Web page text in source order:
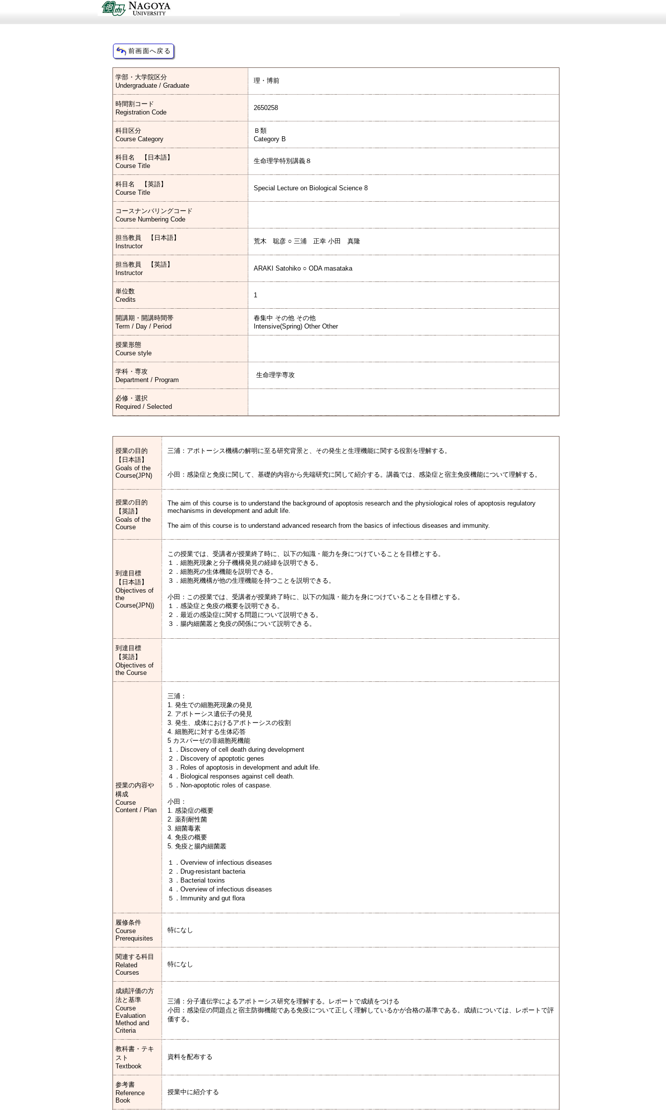
学部・大学院区分
Undergraduate / Graduate
理・博前
時間割コード
Registration Code
2650258
科目区分
Course Category
Ｂ類
Category B
科目名 【日本語】
Course Title
生命理学特別講義８
科目名 【英語】
Course Title
Special Lecture on Biological Science 8
コースナンバリングコード
Course Numbering Code
担当教員 【日本語】
Instructor
荒木 聡彦 ○ 三浦 正幸 小田 真隆
担当教員 【英語】
Instructor
ARAKI Satohiko ○ ODA masataka
単位数
Credits
1
開講期・開講時間帯
Term / Day / Period
春集中 その他 その他
Intensive(Spring) Other Other
授業形態
Course style
学科・専攻
Department / Program
生命理学専攻
必修・選択
Required / Selected
授業の目的
【日本語】
Goals of the
Course(JPN)
三浦：アポトーシス機構の解明に至る研究背景と、その発生と生理機能に関する役割を理解する。
小田：感染症と免疫に関して、基礎的内容から先端研究に関して紹介する。講義では、感染症と宿主免疫機能について理解する。
授業の目的
【英語】
Goals of the
Course
The aim of this course is to understand the background of apoptosis research and the physiological roles of apoptosis regulatory
mechanisms in development and adult life.
The aim of this course is to understand advanced research from the basics of infectious diseases and immunity.
到達目標
【日本語】
Objectives of
the
Course(JPN))
この授業では、受講者が授業終了時に、以下の知識・能力を身につけていることを目標とする。
１．細胞死現象と分子機構発見の経緯を説明できる。
２．細胞死の生体機能を説明できる。
３．細胞死機構が他の生理機能を持つことを説明できる。
小田：この授業では、受講者が授業終了時に、以下の知識・能力を身につけていることを目標とする。
１．感染症と免疫の概要を説明できる。
２．最近の感染症に関する問題について説明できる。
３．腸内細菌叢と免疫の関係について説明できる。
到達目標
【英語】
Objectives of
the Course
授業の内容や
構成
Course
Content / Plan
三浦：
1. 発生での細胞死現象の発見
2. アポトーシス遺伝子の発見
3. 発生、成体におけるアポトーシスの役割
4. 細胞死に対する生体応答
5 カスパーゼの非細胞死機能
１．Discovery of cell death during development
２．Discovery of apoptotic genes
３．Roles of apoptosis in development and adult life.
４．Biological responses against cell death.
５．Non-apoptotic roles of caspase.
小田：
1. 感染症の概要
2. 薬剤耐性菌
3. 細菌毒素
4. 免疫の概要
5. 免疫と腸内細菌叢
１．Overview of infectious diseases
２．Drug-resistant bacteria
３．Bacterial toxins
４．Overview of infectious diseases
５．Immunity and gut flora
履修条件
Course
Prerequisites
特になし
関連する科目
Related
Courses
特になし
成績評価の方
法と基準
Course
Evaluation
Method and
Criteria
三浦：分子遺伝学によるアポトーシス研究を理解する。レポートで成績をつける
小田：感染症の問題点と宿主防御機能である免疫について正しく理解しているかが合格の基準である。成績については、レポートで評
価する。
教科書・テキ
スト
Textbook
資料を配布する
参考書
Reference
Book
授業中に紹介する